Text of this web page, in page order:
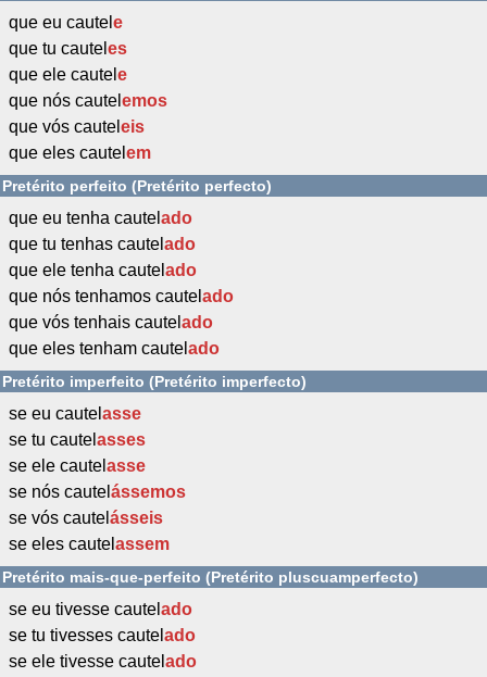
que eu cautel e
que tu cautel es
que ele cautel e
que nós cautel emos
que vós cautel eis
que eles cautel em
Pretérito perfeito (Pretérito perfecto)
que eu tenha cautel ado
que tu tenhas cautel ado
que ele tenha cautel ado
que nós tenhamos cautel ado
que vós tenhais cautel ado
que eles tenham cautel ado
Pretérito imperfeito (Pretérito imperfecto)
se eu cautel asse
se tu cautel asses
se ele cautel asse
se nós cautel ássemos
se vós cautel ásseis
se eles cautel assem
Pretérito mais-que-perfeito (Pretérito pluscuamperfecto)
se eu tivesse cautel ado
se tu tivesses cautel ado
se ele tivesse cautel ado